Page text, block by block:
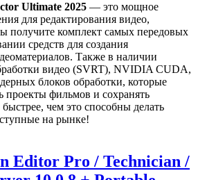
Ultimate 2025 — это мощное
для редактирования видео,
получите комплект самых передовых
средств для создания
Также в наличии
видео (SVRT), NVIDIA CUDA,
блоков обработки, которые
проекты фильмов и сохранять
чем это способны делать
на рынке!
Editor Pro / Technician /